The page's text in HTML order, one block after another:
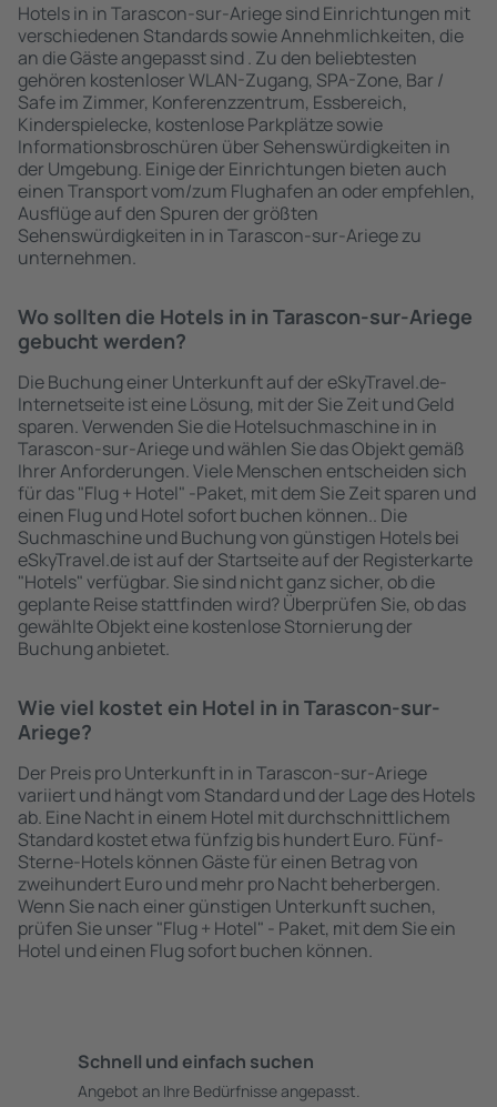
Hotels in in Tarascon-sur-Ariege sind Einrichtungen mit
verschiedenen Standards sowie Annehmlichkeiten, die
an die Gäste angepasst sind . Zu den beliebtesten
gehören kostenloser WLAN-Zugang, SPA-Zone, Bar /
Safe im Zimmer, Konferenzzentrum, Essbereich,
Kinderspielecke, kostenlose Parkplätze sowie
Informationsbroschüren über Sehenswürdigkeiten in
der Umgebung. Einige der Einrichtungen bieten auch
einen Transport vom/zum Flughafen an oder empfehlen,
Ausflüge auf den Spuren der größten
Sehenswürdigkeiten in in Tarascon-sur-Ariege zu
unternehmen.
Wo sollten die Hotels in in Tarascon-sur-Ariege
gebucht werden?
Die Buchung einer Unterkunft auf der eSkyTravel.de-
Internetseite ist eine Lösung, mit der Sie Zeit und Geld
sparen. Verwenden Sie die Hotelsuchmaschine in in
Tarascon-sur-Ariege und wählen Sie das Objekt gemäß
Ihrer Anforderungen. Viele Menschen entscheiden sich
für das "Flug + Hotel" -Paket, mit dem Sie Zeit sparen und
einen Flug und Hotel sofort buchen können.. Die
Suchmaschine und Buchung von günstigen Hotels bei
eSkyTravel.de ist auf der Startseite auf der Registerkarte
"Hotels" verfügbar. Sie sind nicht ganz sicher, ob die
geplante Reise stattfinden wird? Überprüfen Sie, ob das
gewählte Objekt eine kostenlose Stornierung der
Buchung anbietet.
Wie viel kostet ein Hotel in in Tarascon-sur-
Ariege?
Der Preis pro Unterkunft in in Tarascon-sur-Ariege
variiert und hängt vom Standard und der Lage des Hotels
ab. Eine Nacht in einem Hotel mit durchschnittlichem
Standard kostet etwa fünfzig bis hundert Euro. Fünf-
Sterne-Hotels können Gäste für einen Betrag von
zweihundert Euro und mehr pro Nacht beherbergen.
Wenn Sie nach einer günstigen Unterkunft suchen,
prüfen Sie unser "Flug + Hotel" - Paket, mit dem Sie ein
Hotel und einen Flug sofort buchen können.
Schnell und einfach suchen
Angebot an Ihre Bedürfnisse angepasst.